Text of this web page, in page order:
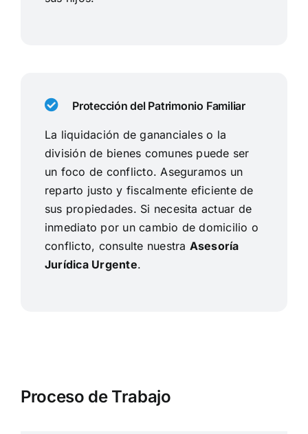
Protección del Patrimonio Familiar
La liquidación de gananciales o la
división de bienes comunes puede ser
un foco de conflicto. Aseguramos un
reparto justo y fiscalmente eficiente de
sus propiedades. Si necesita actuar de
inmediato por un cambio de domicilio o
conflicto, consulte nuestra Asesoría
Jurídica Urgente.
Proceso de Trabajo